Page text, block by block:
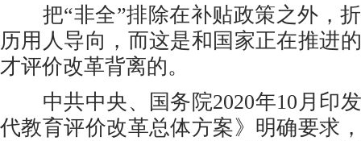
把“非全”排除在补贴政策之外，折
历用人导向，而这是和国家正在推进
才评价改革背离的。
中共中央、国务院2020年10月印
代教育评价改革总体方案》明确要求